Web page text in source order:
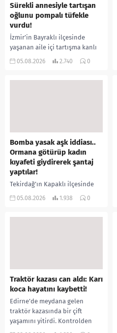
Sürekli annesiyle tartışan
oğlunu pompalı tüfekle
vurdu!
İzmir’in Bayraklı ilçesinde
yaşanan aile içi tartışma kanlı
bitti. İddiaya göre, uzun süredir
05.08.2026 2.740 0
Bomba yasak aşk iddiası..
Ormana götürüp kadın
kıyafeti giydirerek şantaj
yaptılar!
Tekirdağ’ın Kapaklı ilçesinde
bir kişiyi, arkadaşının eşiyle
05.08.2026 1.938 0
Traktör kazası can aldı: Karı
koca hayatını kaybetti!
Edirne’de meydana gelen
traktör kazasında bir çift
yaşamını yitirdi. Kontrolden
çıkarak devrilen traktörün